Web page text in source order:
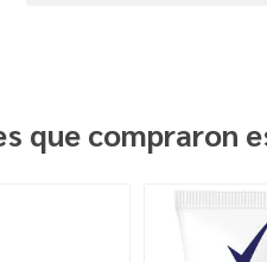
que compraron